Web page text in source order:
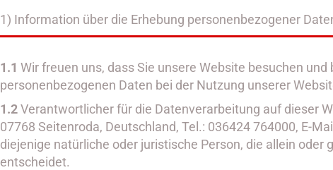
1) Information über die Erhebung personenbezogener
1.1 Wir freuen uns, dass Sie unsere Website besuchen
personenbezogenen Daten bei der Nutzung unserer
1.2Verantwortlicher für die Datenverarbeitung auf dieser
07768 Seitenroda, Deutschland, Tel.: 036424 764000, E-
diejenige natürliche oder juristische Person, die allein
entscheidet.